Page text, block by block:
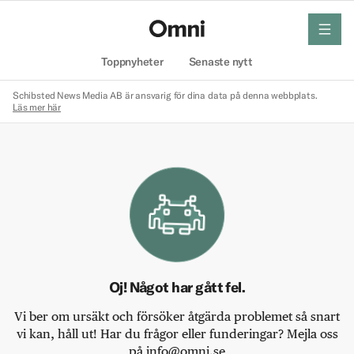
Toppnyheter Senaste nytt
meny
Schibsted News Media AB är ansvarig för dina data på denna webbplats.
Läs mer här
Oj! Något har gått fel.
Vi ber om ursäkt och försöker åtgärda problemet så snart
vi kan, håll ut! Har du frågor eller funderingar? Mejla oss